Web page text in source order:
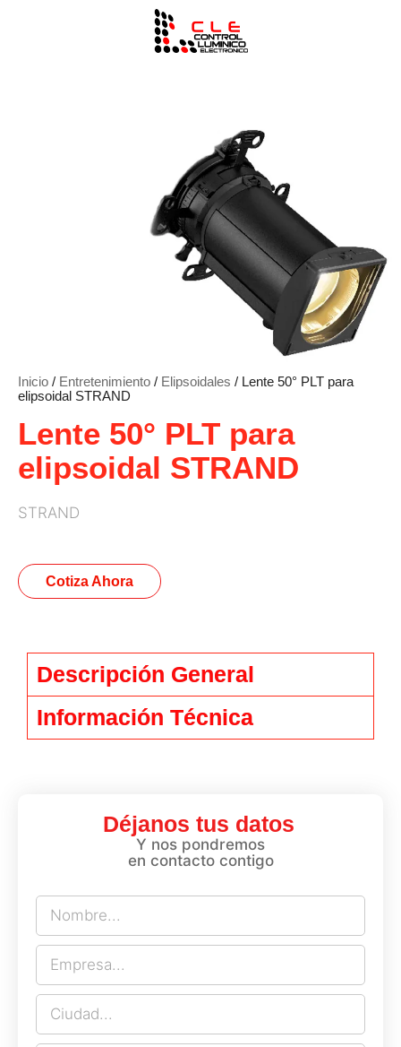
Inicio / Entretenimiento / Elipsoidales / Lente 50° PLT para
elipsoidal STRAND
Lente 50° PLT para
elipsoidal STRAND
STRAND
Cotiza Ahora
Descripción General
Información Técnica
Déjanos tus datos
Y nos pondremos
en contacto contigo